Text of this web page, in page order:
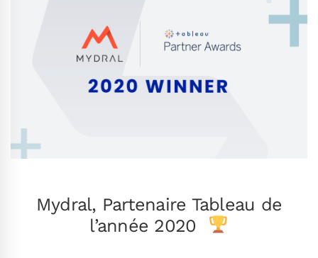
Mydral, Partenaire Tableau de
l’année 2020